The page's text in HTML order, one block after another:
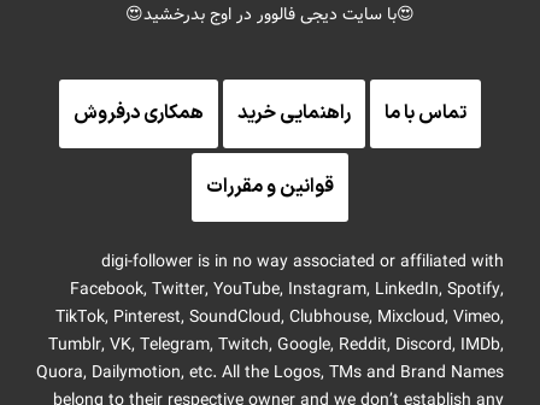
😍با سایت دیجی فالوور در اوج بدرخشید😍
تماس با ما راهنمایی خرید همکاری درفروش
قوانین و مقررات
digi-follower is in no way associated or affiliated with
Facebook, Twitter, YouTube, Instagram, LinkedIn, Spotify,
TikTok, Pinterest, SoundCloud, Clubhouse, Mixcloud, Vimeo,
Tumblr, VK, Telegram, Twitch, Google, Reddit, Discord, IMDb,
Quora, Dailymotion, etc. All the Logos, TMs and Brand Names